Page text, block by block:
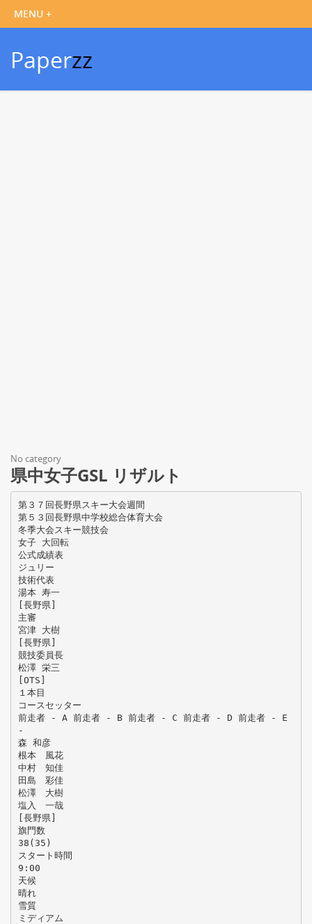
Paperzz
No category
県中女子GSL リザルト
第３７回長野県スキー大会週間
第５３回長野県中学校総合体育大会
冬季大会スキー競技会
女子 大回転
公式成績表
ジュリー
技術代表
湯本 寿一
[長野県]
主審
宮津 大樹
[長野県]
競技委員長
松澤 栄三
[OTS]
１本目
コースセッター
前走者 - A 前走者 - B 前走者 - C 前走者 - D 前走者 - E
-
森 和彦
根本 風花
中村 知佳
田島 彩佳
松澤 大樹
塩入 一哉
[長野県]
旗門数
38(35)
スタート時間
9:00
天候
晴れ
雪質
ミディアム